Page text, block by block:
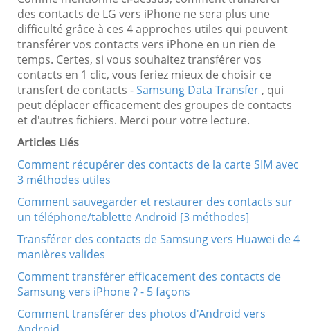
des contacts de LG vers iPhone ne sera plus une
difficulté grâce à ces 4 approches utiles qui peuvent
transférer vos contacts vers iPhone en un rien de
temps. Certes, si vous souhaitez transférer vos
contacts en 1 clic, vous feriez mieux de choisir ce
transfert de contacts -Samsung Data Transfer , qui
peut déplacer efficacement des groupes de contacts
et d'autres fichiers. Merci pour votre lecture.
Articles Liés
Comment récupérer des contacts de la carte SIM avec
3 méthodes utiles
Comment sauvegarder et restaurer des contacts sur
un téléphone/tablette Android [3 méthodes]
Transférer des contacts de Samsung vers Huawei de 4
manières valides
Comment transférer efficacement des contacts de
Samsung vers iPhone ? - 5 façons
Comment transférer des photos d'Android vers